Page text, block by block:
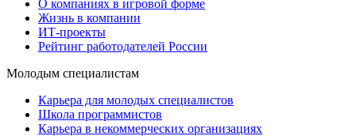
О компаниях в игровой форме
Жизнь в компании
ИТ-проекты
Рейтинг работодателей России
Молодым специалистам
Карьера для молодых специалистов
Школа программистов
Карьера в некоммерческих организациях